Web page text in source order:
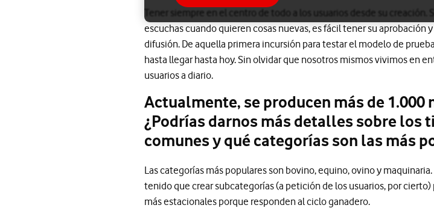
Tener siempre en el centro de todo a los usuarios desde su creación.
escuchas cuando quieren cosas nuevas, es fácil tener su aprobación
difusión. De aquella primera incursión para testar el modelo de
hasta llegar hasta hoy. Sin olvidar que nosotros mismos vivimos en
usuarios a diario.
Actualmente, se producen más de 1.000
¿Podrías darnos más detalles sobre los
comunes y qué categorías son las más
Las categorías más populares son bovino, equino, ovino y
tenido que crear subcategorías (a petición de los usuarios, por
más estacionales porque responden al ciclo ganadero.